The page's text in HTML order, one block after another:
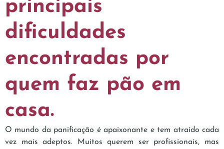
principais
dificuldades
encontradas por
quem faz pão em
casa.
O mundo da panificação é apaixonante e tem atraído cada
vez mais adeptos. Muitos querem ser profissionais, mas